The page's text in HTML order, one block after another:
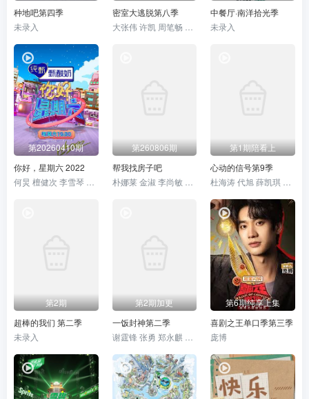
种地吧第四季
未录入
密室大逃脱第八季
中餐厅·南洋拾光季
未录入
第20260410期
你好，星期六 2022
第260806期
帮我找房子吧
第1期陪看上
心动的信号第9季
第2期
超棒的我们 第二季
未录入
第2期加更
一饭封神第二季
第6期纯享上集
喜剧之王单口季第三季
庞博